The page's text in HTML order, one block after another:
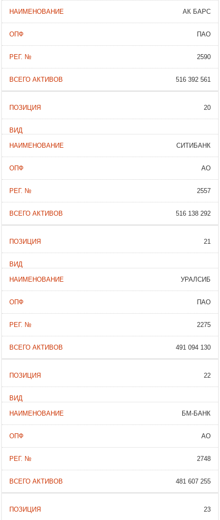
АК БАРС
ПАО
2590
516 392 561
20
СИТИБАНК
АО
2557
516 138 292
21
УРАЛСИБ
ПАО
2275
491 094 130
22
БМ-БАНК
АО
2748
481 607 255
23